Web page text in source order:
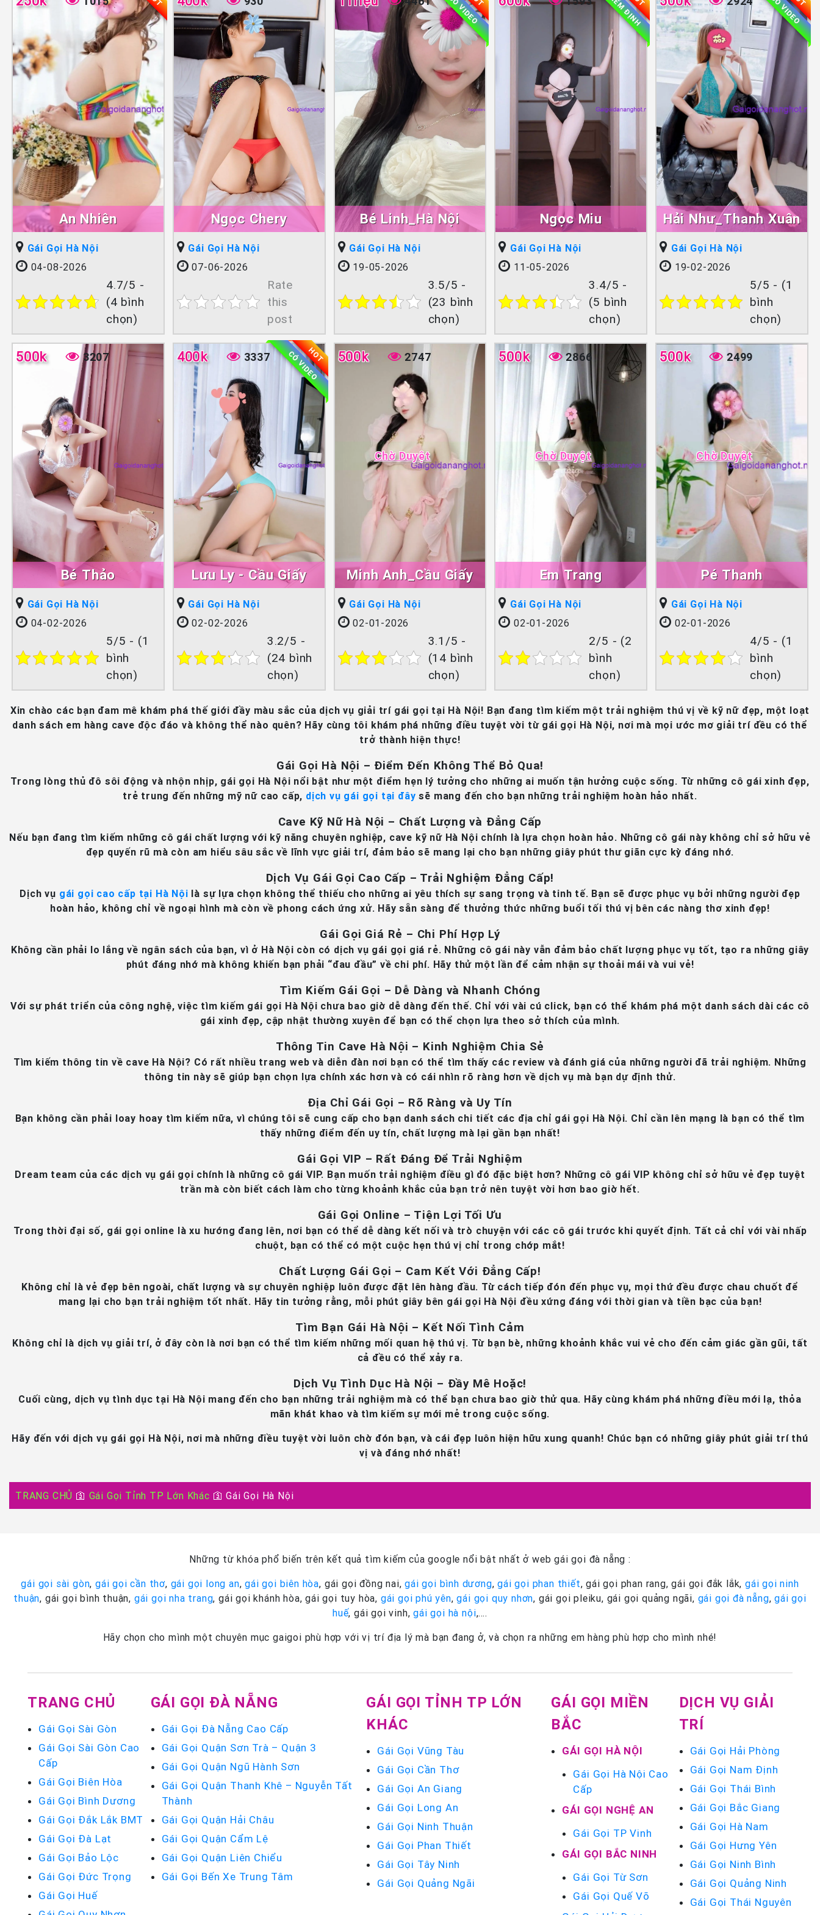
An Nhiên
Gái Gọi Hà Nội
04-08-2026
4.7/5 -
(4 bình
chọn)
Ngọc Chery
Gái Gọi Hà Nội
07-06-2026
Rate
this
post
Bé Linh_Hà Nội
CÓ VIDEO
Gái Gọi Hà Nội
19-05-2026
3.5/5 -
(23 bình
chọn)
Ngọc Miu
KIỂM ĐỊNH
Gái Gọi Hà Nội
11-05-2026
3.4/5 -
(5 bình
chọn)
Hải Như_Thanh Xuân
CÓ VIDEO
Gái Gọi Hà Nội
19-02-2026
5/5 - (1
bình
chọn)
Bé Thảo
500k 3207
Gái Gọi Hà Nội
04-02-2026
5/5 - (1
bình
chọn)
Lưu Ly - Cầu Giấy
400k 3337 HOT
CÓ VIDEO
Gái Gọi Hà Nội
02-02-2026
3.2/5 -
(24 bình
chọn)
Minh Anh_Cầu Giấy
500k 2747
Chờ Duyệt
Gái Gọi Hà Nội
02-01-2026
3.1/5 -
(14 bình
chọn)
Em Trang
500k 2866
Chờ Duyệt
Gái Gọi Hà Nội
02-01-2026
2/5 - (2
bình
chọn)
Pé Thanh
500k 2499
Chờ Duyệt
Gái Gọi Hà Nội
02-01-2026
4/5 - (1
bình
chọn)
Xin chào các bạn đam mê khám phá thế giới đầy màu sắc của dịch vụ giải trí gái gọi tại Hà Nội! Bạn đang tìm kiếm một trải nghiệm thú vị về kỹ nữ đẹp, một loạt
danh sách em hàng cave độc đáo và không thể nào quên? Hãy cùng tôi khám phá những điều tuyệt vời từ gái gọi Hà Nội, nơi mà mọi ước mơ giải trí đều có thể
trở thành hiện thực!
Gái Gọi Hà Nội – Điểm Đến Không Thể Bỏ Qua!
Trong lòng thủ đô sôi động và nhộn nhịp, gái gọi Hà Nội nổi bật như một điểm hẹn lý tưởng cho những ai muốn tận hưởng cuộc sống. Từ những cô gái xinh đẹp,
trẻ trung đến những mỹ nữ cao cấp, dịch vụ gái gọi tại đây sẽ mang đến cho bạn những trải nghiệm hoàn hảo nhất.
Cave Kỹ Nữ Hà Nội – Chất Lượng và Đẳng Cấp
Nếu bạn đang tìm kiếm những cô gái chất lượng với kỹ năng chuyên nghiệp, cave kỹ nữ Hà Nội chính là lựa chọn hoàn hảo. Những cô gái này không chỉ sở hữu vẻ
đẹp quyến rũ mà còn am hiểu sâu sắc về lĩnh vực giải trí, đảm bảo sẽ mang lại cho bạn những giây phút thư giãn cực kỳ đáng nhớ.
Dịch Vụ Gái Gọi Cao Cấp – Trải Nghiệm Đẳng Cấp!
Dịch vụ gái gọi cao cấp tại Hà Nội là sự lựa chọn không thể thiếu cho những ai yêu thích sự sang trọng và tinh tế. Bạn sẽ được phục vụ bởi những người đẹp
hoàn hảo, không chỉ về ngoại hình mà còn về phong cách ứng xử. Hãy sẵn sàng để thưởng thức những buổi tối thú vị bên các nàng thơ xinh đẹp!
Gái Gọi Giá Rẻ – Chi Phí Hợp Lý
Không cần phải lo lắng về ngân sách của bạn, vì ở Hà Nội còn có dịch vụ gái gọi giá rẻ. Những cô gái này vẫn đảm bảo chất lượng phục vụ tốt, tạo ra những giây
phút đáng nhớ mà không khiến bạn phải “đau đầu” về chi phí. Hãy thử một lần để cảm nhận sự thoải mái và vui vẻ!
Tìm Kiếm Gái Gọi – Dễ Dàng và Nhanh Chóng
Với sự phát triển của công nghệ, việc tìm kiếm gái gọi Hà Nội chưa bao giờ dễ dàng đến thế. Chỉ với vài cú click, bạn có thể khám phá một danh sách dài các cô
gái xinh đẹp, cập nhật thường xuyên để bạn có thể chọn lựa theo sở thích của mình.
Thông Tin Cave Hà Nội – Kinh Nghiệm Chia Sẻ
Tìm kiếm thông tin về cave Hà Nội? Có rất nhiều trang web và diễn đàn nơi bạn có thể tìm thấy các review và đánh giá của những người đã trải nghiệm. Những
thông tin này sẽ giúp bạn chọn lựa chính xác hơn và có cái nhìn rõ ràng hơn về dịch vụ mà bạn dự định thử.
Địa Chỉ Gái Gọi – Rõ Ràng và Uy Tín
Bạn không cần phải loay hoay tìm kiếm nữa, vì chúng tôi sẽ cung cấp cho bạn danh sách chi tiết các địa chỉ gái gọi Hà Nội. Chỉ cần lên mạng là bạn có thể tìm
thấy những điểm đến uy tín, chất lượng mà lại gần bạn nhất!
Gái Gọi VIP – Rất Đáng Để Trải Nghiệm
Dream team của các dịch vụ gái gọi chính là những cô gái VIP. Bạn muốn trải nghiệm điều gì đó đặc biệt hơn? Những cô gái VIP không chỉ sở hữu vẻ đẹp tuyệt
trần mà còn biết cách làm cho từng khoảnh khắc của bạn trở nên tuyệt vời hơn bao giờ hết.
Gái Gọi Online – Tiện Lợi Tối Ưu
Trong thời đại số, gái gọi online là xu hướng đang lên, nơi bạn có thể dễ dàng kết nối và trò chuyện với các cô gái trước khi quyết định. Tất cả chỉ với vài nhấp
chuột, bạn có thể có một cuộc hẹn thú vị chỉ trong chớp mắt!
Chất Lượng Gái Gọi – Cam Kết Với Đẳng Cấp!
Không chỉ là vẻ đẹp bên ngoài, chất lượng và sự chuyên nghiệp luôn được đặt lên hàng đầu. Từ cách tiếp đón đến phục vụ, mọi thứ đều được chau chuốt để
mang lại cho bạn trải nghiệm tốt nhất. Hãy tin tưởng rằng, mỗi phút giây bên gái gọi Hà Nội đều xứng đáng với thời gian và tiền bạc của bạn!
Tìm Bạn Gái Hà Nội – Kết Nối Tình Cảm
Không chỉ là dịch vụ giải trí, ở đây còn là nơi bạn có thể tìm kiếm những mối quan hệ thú vị. Từ bạn bè, những khoảnh khắc vui vẻ cho đến cảm giác gần gũi, tất
cả đều có thể xảy ra.
Dịch Vụ Tình Dục Hà Nội – Đầy Mê Hoặc!
Cuối cùng, dịch vụ tình dục tại Hà Nội mang đến cho bạn những trải nghiệm mà có thể bạn chưa bao giờ thử qua. Hãy cùng khám phá những điều mới lạ, thỏa
mãn khát khao và tìm kiếm sự mới mẻ trong cuộc sống.
Hãy đến với dịch vụ gái gọi Hà Nội, nơi mà những điều tuyệt vời luôn chờ đón bạn, và cái đẹp luôn hiện hữu xung quanh! Chúc bạn có những giây phút giải trí thú
vị và đáng nhớ nhất!
TRANG CHỦ 🛐 Gái Gọi Tỉnh TP Lớn Khác 🛐Gái Gọi Hà Nội
Những từ khóa phổ biến trên kết quả tìm kiếm của google nổi bật nhất ở web gái gọi đà nẵng :
gái gọi sài gòn,gái gọi cần thơ, gái gọi long an,gái gọi biên hòa, gái gọi đồng nai,gái gọi bình dương,gái gọi phan thiết, gái gọi phan rang, gái gọi đắk lắk, gái gọi ninh
thuận, gái gọi bình thuận, gái gọi nha trang, gái gọi khánh hòa, gái gọi tuy hòa, gái gọi phú yên,gái gọi quy nhơn, gái gọi pleiku, gái gọi quảng ngãi, gái gọi đà nẵng,gái gọi
huế, gái gọi vinh,gái gọi hà nội,….
Hãy chọn cho mình một chuyên mục gaigoi phù hợp với vị trí địa lý mà bạn đang ở, và chọn ra những em hàng phù hợp cho mình nhé!
TRANG CHỦ
Gái Gọi Sài Gòn
Gái Gọi Sài Gòn Cao
Cấp
Gái Gọi Biên Hòa
Gái Gọi Bình Dương
Gái Gọi Đắk Lắk BMT
Gái Gọi Đà Lạt
Gái Gọi Bảo Lộc
Gái Gọi Đức Trọng
Gái Gọi Huế
GÁI GỌI ĐÀ NẴNG
Gái Gọi Đà Nẵng Cao Cấp
Gái Gọi Quận Sơn Trà – Quận 3
Gái Gọi Quận Ngũ Hành Sơn
Gái Gọi Quận Thanh Khê – Nguyễn Tất
Thành
Gái Gọi Quận Hải Châu
Gái Gọi Quận Cẩm Lệ
Gái Gọi Quận Liên Chiểu
Gái Gọi Bến Xe Trung Tâm
GÁI GỌI TỈNH TP LỚN
KHÁC
Gái Gọi Vũng Tàu
Gái Gọi Cần Thơ
Gái Gọi An Giang
Gái Gọi Long An
Gái Gọi Ninh Thuận
Gái Gọi Phan Thiết
Gái Gọi Tây Ninh
Gái Gọi Quảng Ngãi
GÁI GỌI MIỀN
BẮC
GÁI GỌI HÀ NỘI
Gái Gọi Hà Nội Cao
Cấp
GÁI GỌI NGHỆ AN
Gái Gọi TP Vinh
GÁI GỌI BẮC NINH
Gái Gọi Từ Sơn
Gái Gọi Quế Võ
DỊCH VỤ GIẢI
TRÍ
Gái Gọi Hải Phòng
Gái Gọi Nam Định
Gái Gọi Thái Bình
Gái Gọi Bắc Giang
Gái Gọi Hà Nam
Gái Gọi Hưng Yên
Gái Gọi Ninh Bình
Gái Gọi Quảng Ninh
Gái Gọi Thái Nguyên